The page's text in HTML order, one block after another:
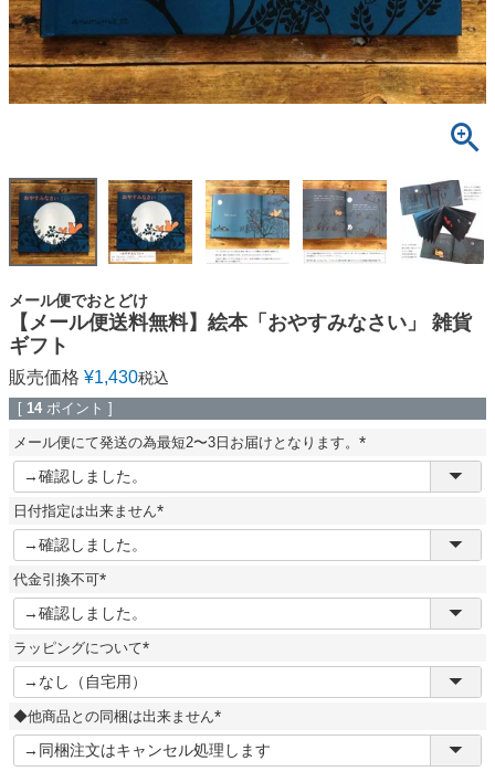
メール便でおとどけ
【メール便送料無料】絵本「おやすみなさい」 雑貨
ギフト
販売価格 ¥1,430税込
[ 14 ポイント ]
メール便にて発送の為最短2〜3日お届けとなります。
(
須
日付指定は出来ません
(
須
代金引換不可
(
必
須
)
ラッピングについて
(
須
)
◆他商品との同梱は出来ません
(
必
須